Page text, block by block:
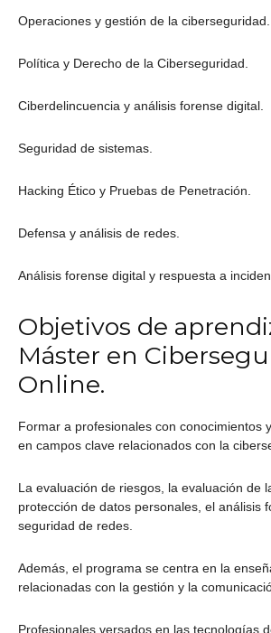
Operaciones y gestión de la ciberseguridad.
Política y Derecho de la Ciberseguridad.
Ciberdelincuencia y análisis forense digital.
Seguridad de sistemas.
Hacking Ético y Pruebas de Penetración.
Defensa y análisis de redes.
Análisis forense digital y respuesta a
Objetivos de
Máster en
Online.
Formar a profesionales con conocimientos
en campos clave relacionados con la
La evaluación de riesgos, la evaluación de
protección de datos personales, el análisis
seguridad de redes.
Además, el programa se centra en la
relacionadas con la gestión y la
Profesionales versados en las tecnologías